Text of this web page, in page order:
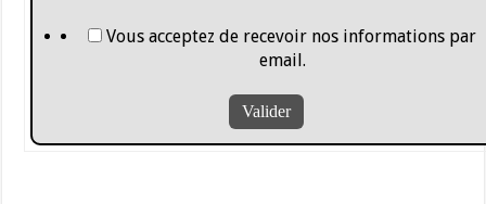
Vous acceptez de recevoir nos informations par
email.